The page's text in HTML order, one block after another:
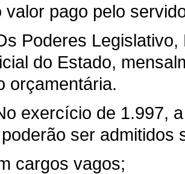
valor pago pelo
Poderes
do Estado,
orçamentária.
exercício de 1.997,
ser admitidos
cargos vagos;